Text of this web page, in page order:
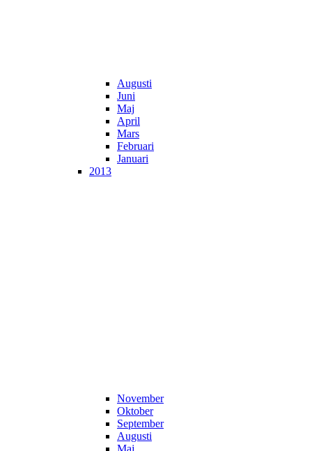
Augusti
Juni
Maj
April
Mars
Februari
Januari
2013
November
Oktober
September
Augusti
Maj